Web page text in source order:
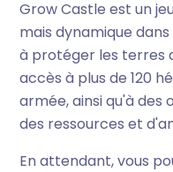
Grow Castle est un
mais dynamique
à protéger les terres
accès à plus de 120
armée, ainsi qu'à des
des ressources et
En attendant, vous